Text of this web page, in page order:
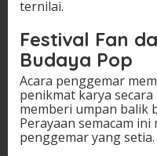
ternilai.
Festival Fan
Budaya Pop
Acara penggemar
penikmat karya
memberi umpan balik
Perayaan semacam
penggemar yang setia.